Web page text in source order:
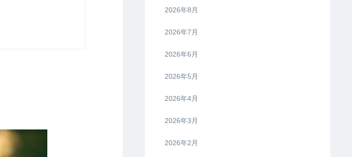
2026年8月
2026年7月
2026年6月
2026年5月
2026年4月
2026年3月
2026年2月